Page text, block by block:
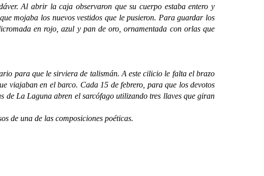
Al abrir la caja observaron que su cuerpo estaba entero y
mojaba los nuevos vestidos que le pusieron. Para guardar los
en rojo, azul y pan de oro, ornamentada con orlas que
para que le sirviera de talismán. A este cilicio le falta el brazo
viajaban en el barco. Cada 15 de febrero, para que los devotos
La Laguna abren el sarcófago utilizando tres llaves que giran
de una de las composiciones poéticas.